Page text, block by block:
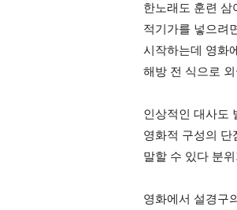
한노래도 훈련
적기가를 넣으려
시작하는데 영화
해방 전 식으로
인상적인 대사도
영화적 구성의 단
말할 수 있다 분위
영화에서 설경구